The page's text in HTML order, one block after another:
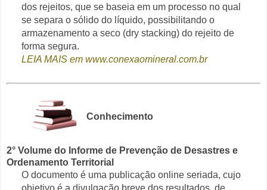
dos rejeitos, que se baseia em um processo no qual
se separa o sólido do líquido, possibilitando o
armazenamento a seco (dry stacking) do rejeito de
forma segura.
LEIA MAIS em www.conexaomineral.com.br
Conhecimento
2° Volume do Informe de Prevenção de Desastres e
Ordenamento Territorial
O documento é uma publicação online seriada, cujo